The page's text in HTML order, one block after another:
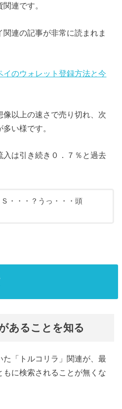
連です。
連の記事が非常に読まれま
イのウォレット登録方法と今
像以上の速さで売り切れ、次
い様です。
は引き続き０．７％と過去
・・・？うっ・・・頭
あることを知る
「トルコリラ」関連が、最
に検索されることが無くな